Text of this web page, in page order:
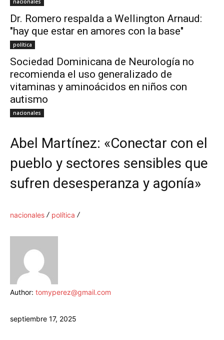
nacionales
Dr. Romero respalda a Wellington Arnaud:
"hay que estar en amores con la base"
política
Sociedad Dominicana de Neurología no
recomienda el uso generalizado de
vitaminas y aminoácidos en niños con
autismo
nacionales
Abel Martínez: «Conectar con el
pueblo y sectores sensibles que
sufren desesperanza y agonía»
nacionales política
Author: tomyperez@gmail.com
septiembre 17, 2025